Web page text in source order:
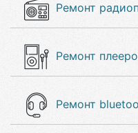
Ремонт
Ремонт
Ремонт